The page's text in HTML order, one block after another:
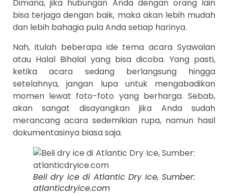
Dimana, jika hubungan Anda dengan orang lain
bisa terjaga dengan baik, maka akan lebih mudah
dan lebih bahagia pula Anda setiap harinya.
Nah, itulah beberapa ide tema acara Syawalan
atau Halal Bihalal yang bisa dicoba. Yang pasti,
ketika acara sedang berlangsung hingga
setelahnya, jangan lupa untuk mengabadikan
momen lewat foto-foto yang berharga. Sebab,
akan sangat disayangkan jika Anda sudah
merancang acara sedemikian rupa, namun hasil
dokumentasinya biasa saja.
Beli dry ice di Atlantic Dry Ice, Sumber:
atlanticdryice.com